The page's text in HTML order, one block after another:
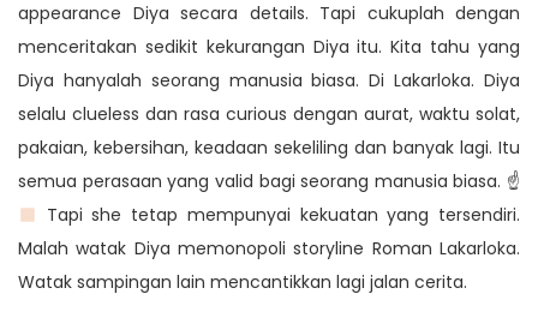
appearance Diya secara details. Tapi cukuplah dengan
menceritakan sedikit kekurangan Diya itu. Kita tahu yang
Diya hanyalah seorang manusia biasa. Di Lakarloka. Diya
selalu clueless dan rasa curious dengan aurat, waktu solat,
pakaian, kebersihan, keadaan sekeliling dan banyak lagi. Itu
semua perasaan yang valid bagi seorang manusia biasa. ☝
Tapi she tetap mempunyai kekuatan yang tersendiri.
Malah watak Diya memonopoli storyline Roman Lakarloka.
Watak sampingan lain mencantikkan lagi jalan cerita.